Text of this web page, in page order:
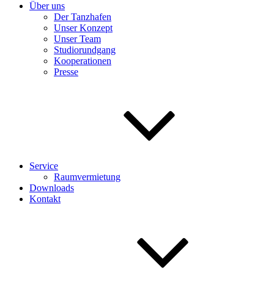
Über uns
Der Tanzhafen
Unser Konzept
Unser Team
Studiorundgang
Kooperationen
Presse
Service
Raumvermietung
Downloads
Kontakt